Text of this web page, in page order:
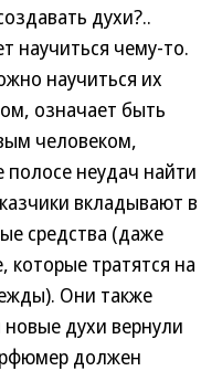
духи?..
чему-то.
научиться их
означает быть
человеком,
неудач найти
вкладывают в
средства (даже
тратятся на
Они также
духи вернули
должен